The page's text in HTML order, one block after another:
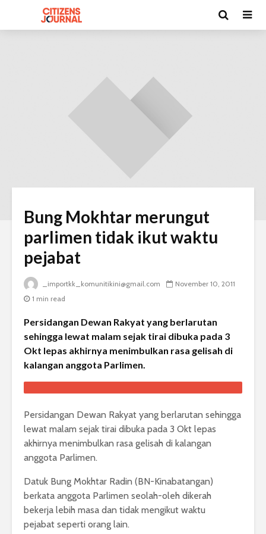
Bung Mokhtar merungut
parlimen tidak ikut waktu
pejabat
_importkk_komunitikini@gmail.com
November 10, 2011
1 min read
Persidangan Dewan Rakyat yang berlarutan
sehingga lewat malam sejak tirai dibuka pada 3
Okt lepas akhirnya menimbulkan rasa gelisah di
kalangan anggota Parlimen.
Persidangan Dewan Rakyat yang berlarutan sehingga
lewat malam sejak tirai dibuka pada 3 Okt lepas
akhirnya menimbulkan rasa gelisah di kalangan
anggota Parlimen.
Datuk Bung Mokhtar Radin (BN-Kinabatangan)
berkata anggota Parlimen seolah-oleh dikerah
bekerja lebih masa dan tidak mengikut waktu
pejabat seperti orang lain.